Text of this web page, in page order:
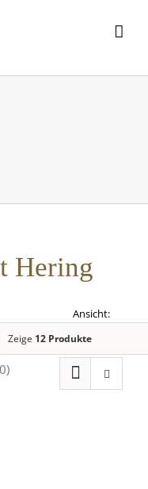
Hering
Zeige 12 Produkte